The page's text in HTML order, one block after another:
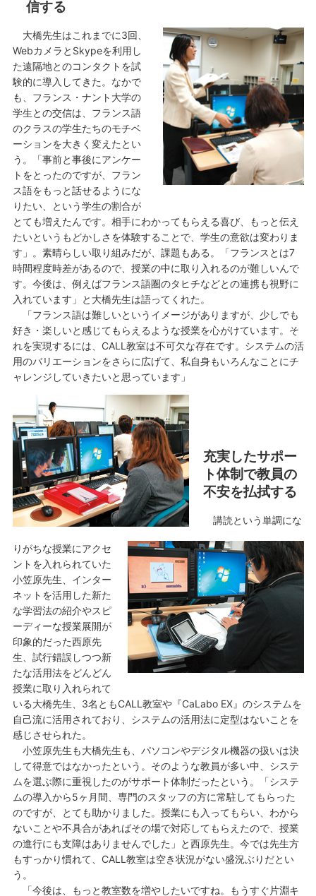
信する
大橋先生はこれまでに3回、
WebカメラとSkypeを利用し
た遠隔地とのコンタクトを試
験的に導入してきた。なかで
も、フランス・ナント大学の
学生との交信は、フランス語
のクラスの学生たちのモチベ
ーションを大きく変えたとい
う。「事前と事後にアンケー
トをとったのですが、フラン
ス語をもっと話せるようにな
りたい、という学生の割合が
とても増えたんです。相手にわかってもらえる喜び、もっと伝え
たいというもどかしさを体験することで、学生の意欲は変わりま
す」。素晴らしい取り組みだが、課題もある。「フランスとは7
時間程度時差があるので、授業の中に取り入れるのが難しいんで
す。今後は、例えばフランス語圏のタヒチなどとの連携も視野に
入れています」と大橋先生は語ってくれた。
「フランス語は難しいというイメージがありますが、少しでも
好き・楽しいと感じてもらえるような授業を心がけています。そ
れを実現するには、CALL教室は不可欠な存在です。システムの活
用のバリエーションをさらに広げて、私自身もいろんなことにチ
ャレンジしていきたいと思っています」
充実したサポー
ト体制で教員の
不安を払拭する
講読という単調にな
りがちな授業にアクセ
ントを入れられていた
小笠原先生、インター
ネットを活用した新た
な学習法の紹介やスピ
ーディーな授業展開が
印象的だった西原先
生、試行錯誤しつつ新
たな活用法をどんどん
授業に取り入れられて
いる大橋先生、3名ともCALL教室や『CaLabo EX』のシステムを
自己流に活用されており、システムの活用法に定型はないことを
感じさせられた。
小笠原先生も大橋先生も、パソコンやデジタル機器の扱いは決
して得意ではなかったという。そのような教員が多い中、システ
ムを選ぶ際に重視したのがサポート体制だったという。「システ
ムの導入から5ヶ月間、専門のスタッフの方に常駐してもらった
のですが、とても助かりました。授業にも入ってもらい、わから
ないことや不具合があればその場で対応してもらえたので、授業
の進行にも支障はありませんでした」と西原先生。今では先生方
もすっかり慣れて、CALL教室は空き状況がない盛況ぶりだとい
う。
「今後は、もっと教室数を増やしたいですね。もうすぐ片淵キ